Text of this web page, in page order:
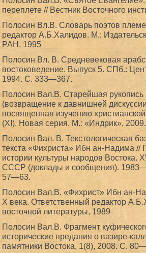
переплете // Вестник Восточного
Полосин Вл.В. Словарь поэтов
редактор А.Б.Халидов. М.:
РАН, 1995
Полосин Вл. В. Средневековая
востоковедение. Выпуск 5. СПб.:
1994. С. 333—367.
Полосин Вал.В. Старейшая
(возвращение к давнишней
посвященная изучению
(XI). Новая серия. М.: «Индрик»,
Полосин Вал. В. Текстологическая
текста «Фихриста» Ибн ан-Надима
истории культуры народов
СССР (доклады и сообщения).
57—63.
Полосин Вал.В. «Фихрист» Ибн ан-
X века. Ответственный редактор
восточной литературы, 1989
Полосин Вал.В. Фрагмент
исторические предания о вазире-
памятники Востока, 1(8), 2008. С.